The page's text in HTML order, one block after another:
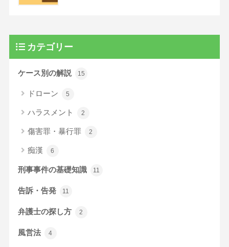
カテゴリー
ケース別の解説 15
ドローン 5
ハラスメント 2
傷害罪・暴行罪 2
痴漢 6
刑事事件の基礎知識 11
告訴・告発 11
弁護士の探し方 2
風営法 4